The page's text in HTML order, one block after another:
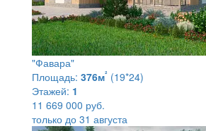
"Фавара"
Площадь: 376м² (19*24)
Этажей: 1
11 669 000 руб.
только до 31 августа